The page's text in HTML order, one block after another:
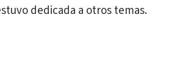
dedicada a otros temas.